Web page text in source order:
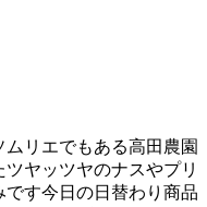
リエでもある高田農園
ヤッツヤのナスやプリ
す今日の日替わり商品